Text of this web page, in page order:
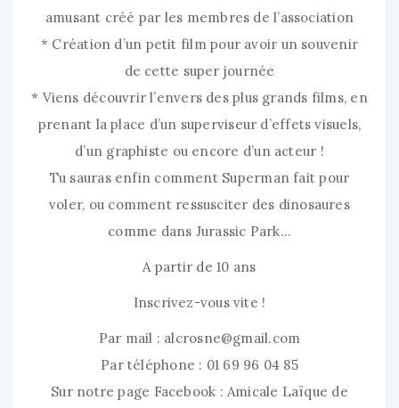
amusant créé par les membres de l’association
* Création d’un petit film pour avoir un souvenir
de cette super journée
* Viens découvrir l’envers des plus grands films, en
prenant la place d’un superviseur d’effets visuels,
d’un graphiste ou encore d’un acteur !
Tu sauras enfin comment Superman fait pour
voler, ou comment ressusciter des dinosaures
comme dans Jurassic Park…
A partir de 10 ans
Inscrivez-vous vite !
Par mail : alcrosne@gmail.com
Par téléphone : 01 69 96 04 85
Sur notre page Facebook : Amicale Laïque de